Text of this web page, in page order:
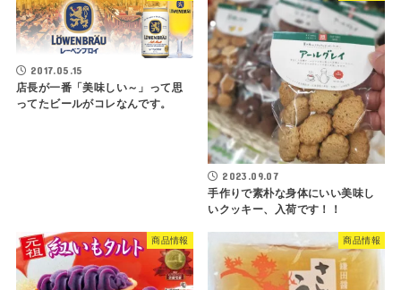
2017.05.15
店長が一番「美味しい～」って思
ってたビールがコレなんです。
2023.09.07
手作りで素朴な身体にいい美味し
いクッキー、入荷です！！
商品情報 商品情報